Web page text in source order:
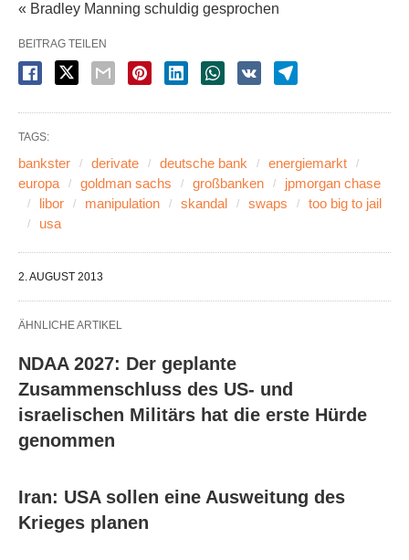
« Bradley Manning schuldig gesprochen
BEITRAG TEILEN
TAGS:
bankster derivate deutsche bank
energiemarkt
europa
goldman sachs großbanken
jpmorgan chase
libor
manipulation skandal swaps
too big to jail
usa
2. AUGUST 2013
ÄHNLICHE ARTIKEL
NDAA 2027: Der geplante
Zusammenschluss des US- und
israelischen Militärs hat die erste Hürde
genommen
Iran: USA sollen eine Ausweitung des
Krieges planen